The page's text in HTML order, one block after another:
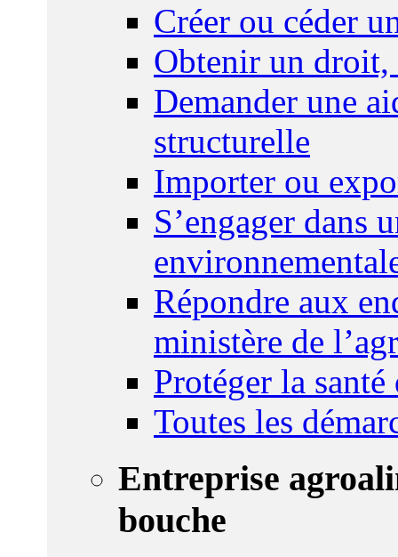
Créer ou céder
Obtenir un droit,
Demander une
structurelle
Importer ou
S’engager dans
Répondre aux
ministère de
Protéger la
Toutes les
Entreprise
bouche